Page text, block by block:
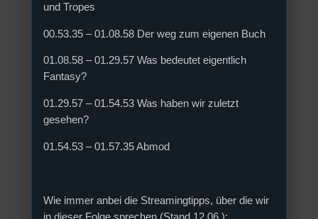
und Tropes
00.53.35 – 01.08.58 Der weg zum eigenen Buch
01.08.58 – 01.29.57 Was bedeutet eigentlich
Fantasy?
01.29.57 – 01.54.53 Was haben wir zuletzt
gesehen?
01.54.53 – 01.57.35 Abmod
Wie immer anbei die Streamingtipps, über die wir
in dieser Folge sprechen (Stand 12.06.):